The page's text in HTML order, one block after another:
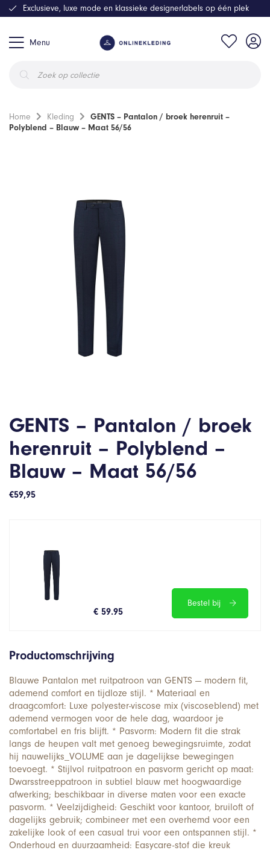
Menu
zoeken
Exclusieve, luxe mode en klassieke designerlabels op één plek
Home Kleding
GENTS – Pantalon / broek herenruit –
Polyblend – Blauw – Maat 56/56
GENTS – Pantalon / broek
herenruit – Polyblend –
Blauw – Maat 56/56
€59,95
€ 59.95
Bestel bij
Productomschrijving
Blauwe Pantalon met ruitpatroon van GENTS — modern fit,
ademend comfort en tijdloze stijl. * Materiaal en
draagcomfort: Luxe polyester-viscose mix (viscoseblend) met
ademend vermogen voor de hele dag, waardoor je
comfortabel en fris blijft. * Pasvorm: Modern fit die strak
langs de heupen valt met genoeg bewegingsruimte, zodat
hij nauwelijks_VOLUME aan je dagelijkse bewegingen
toevoegt. * Stijlvol ruitpatroon en pasvorm gericht op maat:
Dwarsstreeppatroon in subtiel blauw met hoogwaardige
afwerking; beschikbaar in diverse maten voor een exacte
pasvorm. * Veelzijdigheid: Geschikt voor kantoor, bruiloft of
dagelijks gebruik; combineer met een overhemd voor een
zakelijke look of een casual trui voor een ontspannen stijl. *
Onderhoud en duurzaamheid: Easycare-stof die kreuk